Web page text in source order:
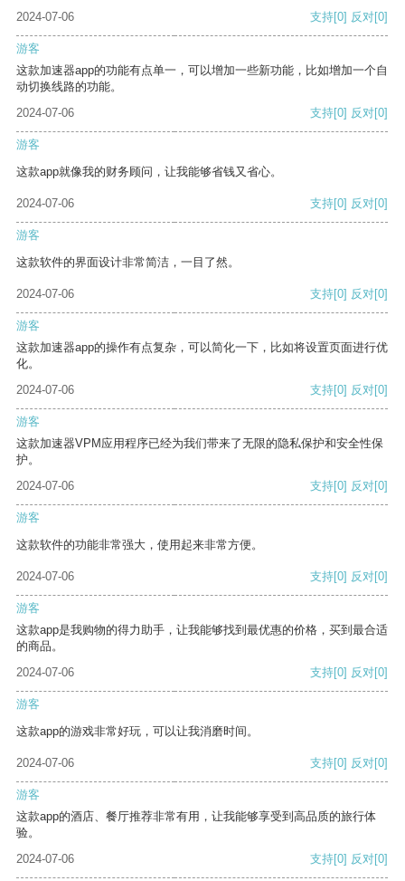
2024-07-06 支持[0] 反对[0]
游客
这款加速器app的功能有点单一，可以增加一些新功能，比如增加一个自
动切换线路的功能。
2024-07-06
支持[0] 反对[0]
游客
这款app就像我的财务顾问，让我能够省钱又省心。
2024-07-06 支持[0] 反对[0]
游客
这款软件的界面设计非常简洁，一目了然。
2024-07-06 支持[0] 反对[0]
游客
这款加速器app的操作有点复杂，可以简化一下，比如将设置页面进行优
化。
2024-07-06
支持[0] 反对[0]
游客
这款加速器VPM应用程序已经为我们带来了无限的隐私保护和安全性保
护。
2024-07-06
支持[0] 反对[0]
游客
这款软件的功能非常强大，使用起来非常方便。
2024-07-06 支持[0] 反对[0]
游客
这款app是我购物的得力助手，让我能够找到最优惠的价格，买到最合适
的商品。
2024-07-06
支持[0] 反对[0]
游客
这款app的游戏非常好玩，可以让我消磨时间。
2024-07-06 支持[0] 反对[0]
游客
这款app的酒店、餐厅推荐非常有用，让我能够享受到高品质的旅行体
验。
2024-07-06
支持[0] 反对[0]